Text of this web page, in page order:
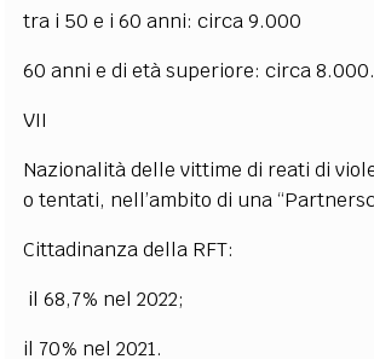
tra i 50 e i 60 anni: circa 9.000
60 anni e di età superiore: circa 8.000.
VII
Nazionalità delle vittime di reati di
o tentati, nell’ambito di una
Cittadinanza della RFT:
il 68,7% nel 2022;
il 70% nel 2021.